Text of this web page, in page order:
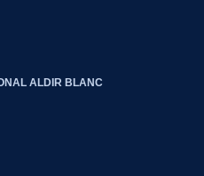
ALDIR BLANC